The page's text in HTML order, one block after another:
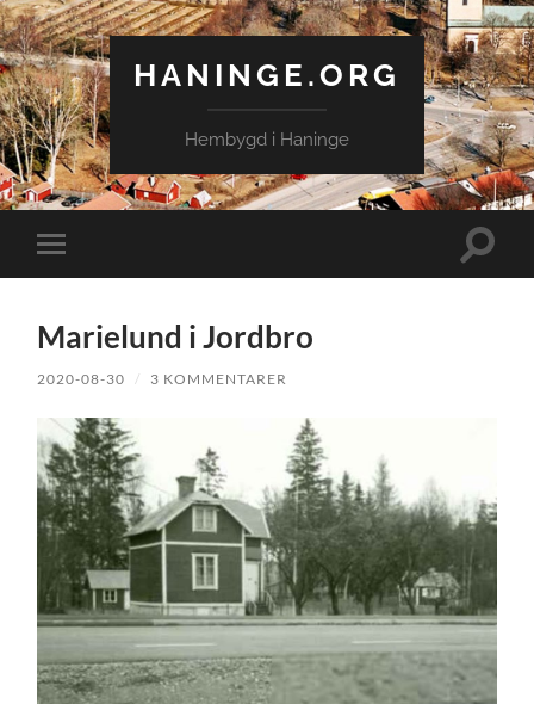
HANINGE.ORG
Hembygd i Haninge
Slå
på/av
Slå
Marielund i Jordbro
2020-08-30 / 3 KOMMENTARER